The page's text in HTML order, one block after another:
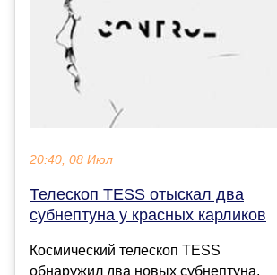
20:40, 08 Июл
Телескоп TESS отыскал два
субнептуна у красных карликов
Космический телескоп TESS
обнаружил два новых субнептуна,